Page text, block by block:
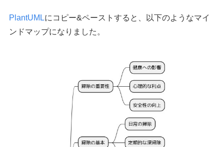
PlantUMLにコピー&ペーストすると、以下のようなマイ
ンドマップになりました。